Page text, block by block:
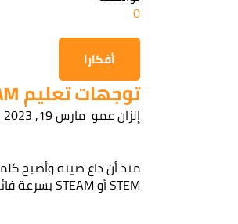
0
أفكارا
توجهات تعليم STEAM...
إلزان عمو مارس 19, 2023
منذ أن ذاع صيته وأصبح
STEM أو STEAM بسرعة فائقة! لقد[...]
هل
اترك